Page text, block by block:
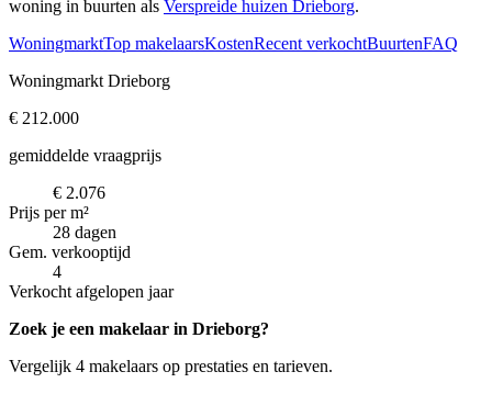
woning in buurten als Verspreide huizen Drieborg.
WoningmarktTop makelaarsKostenRecent verkochtBuurtenFAQ
Woningmarkt Drieborg
€ 212.000
gemiddelde vraagprijs
€ 2.076
Prijs per m²
28 dagen
Gem. verkooptijd
4
Verkocht afgelopen jaar
Zoek je een makelaar in Drieborg?
Vergelijk 4 makelaars op prestaties en tarieven.